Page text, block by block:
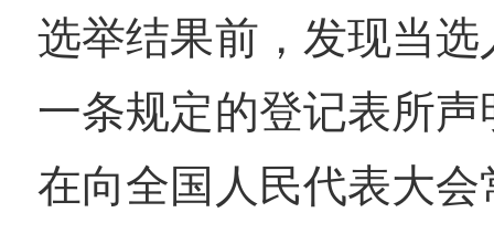
选举结果前，发现当
一条规定的登记表所
在向全国人民代表大